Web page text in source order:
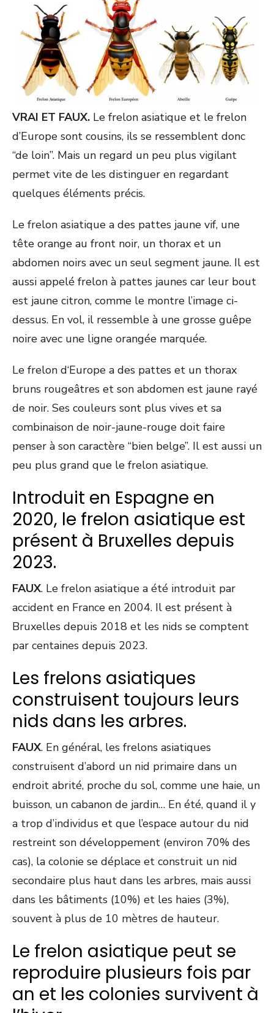
VRAI ET FAUX. Le frelon asiatique et le frelon
d’Europe sont cousins, ils se ressemblent donc
“de loin”. Mais un regard un peu plus vigilant
permet vite de les distinguer en regardant
quelques éléments précis.
Le frelon asiatique a des pattes jaune vif, une
tête orange au front noir, un thorax et un
abdomen noirs avec un seul segment jaune. Il est
aussi appelé frelon à pattes jaunes car leur bout
est jaune citron, comme le montre l’image ci-
dessus. En vol, il ressemble à une grosse guêpe
noire avec une ligne orangée marquée.
Le frelon d‘Europe a des pattes et un thorax
bruns rougeâtres et son abdomen est jaune rayé
de noir. Ses couleurs sont plus vives et sa
combinaison de noir-jaune-rouge doit faire
penser à son caractère “bien belge”. Il est aussi un
peu plus grand que le frelon asiatique.
Introduit en Espagne en
2020, le frelon asiatique est
présent à Bruxelles depuis
2023.
FAUX. Le frelon asiatique a été introduit par
accident en France en 2004. Il est présent à
Bruxelles depuis 2018 et les nids se comptent
par centaines depuis 2023.
Les frelons asiatiques
construisent toujours leurs
nids dans les arbres.
FAUX. En général, les frelons asiatiques
construisent d’abord un nid primaire dans un
endroit abrité, proche du sol, comme une haie, un
buisson, un cabanon de jardin… En été, quand il y
a trop d’individus et que l’espace autour du nid
restreint son développement (environ 70% des
cas), la colonie se déplace et construit un nid
secondaire plus haut dans les arbres, mais aussi
dans les bâtiments (10%) et les haies (3%),
souvent à plus de 10 mètres de hauteur.
Le frelon asiatique peut se
reproduire plusieurs fois par
an et les colonies survivent à